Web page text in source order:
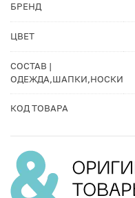
БРЕНД
ЦВЕТ
СОСТАВ |
ОДЕЖДА,ШАПКИ,НОСКИ
КОД ТОВАРА